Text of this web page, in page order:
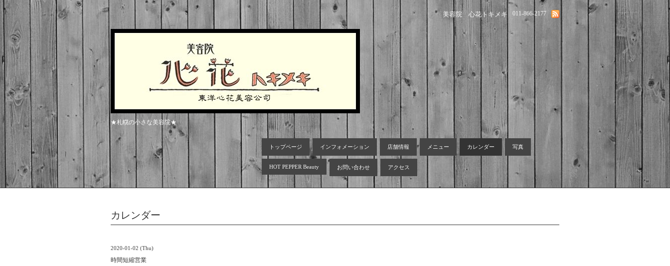
011-866-2177
美容院 心花トキメキ
★札幌の小さな美容院★
トップページ インフォメーション 店舗情報 メニュー カレンダー 写真
HOT PEPPER Beauty お問い合わせ アクセス
カレンダー
2020-01-02 (Thu)
時間短縮営業